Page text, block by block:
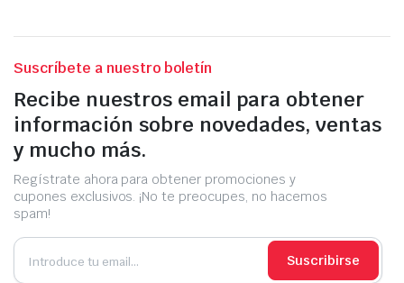
Suscríbete a nuestro boletín
Recibe nuestros email para obtener
información sobre novedades, ventas
y mucho más.
Regístrate ahora para obtener promociones y
cupones exclusivos. ¡No te preocupes, no hacemos
spam!
Suscribirse